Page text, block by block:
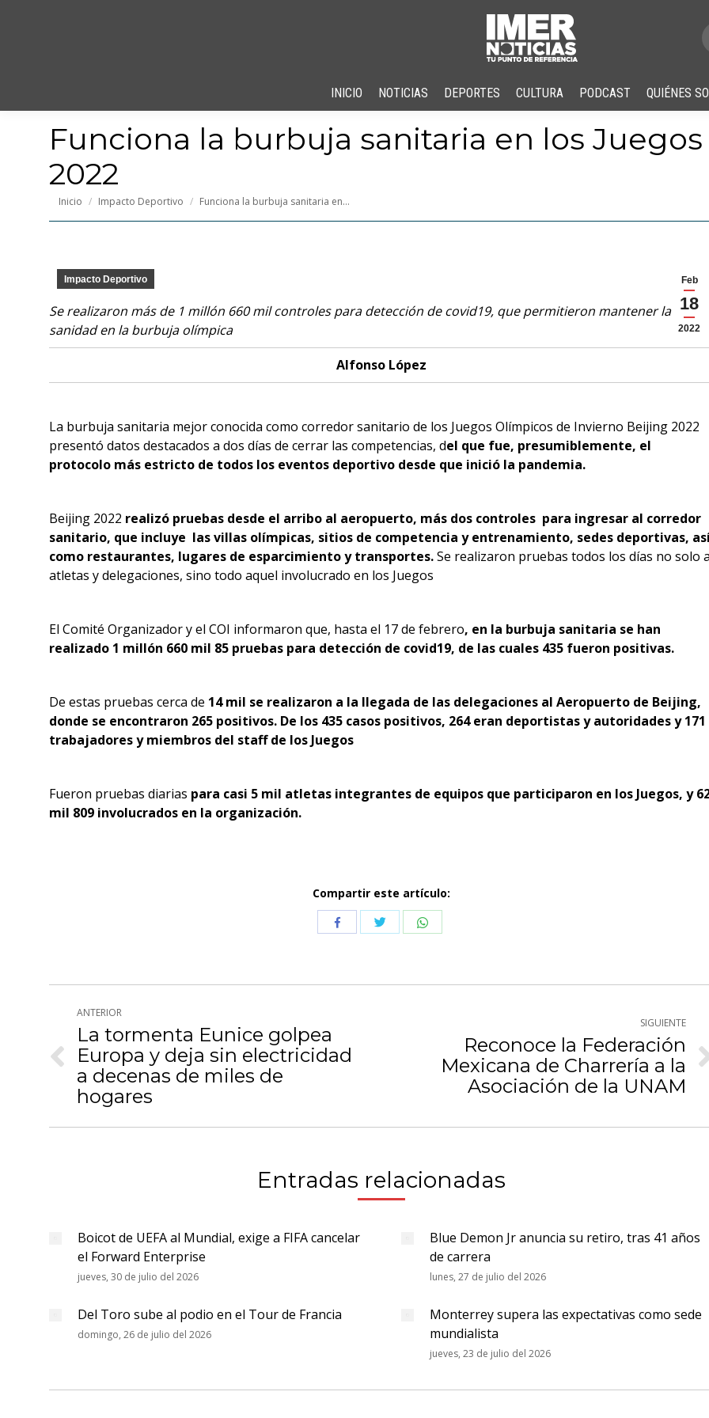
INICIO NOTICIAS DEPORTES CULTURA PODCAST QUIÉNES
Funciona la burbuja sanitaria en los
2022
Estás aquí:
Inicio Impacto Deportivo Funciona la burbuja sanitaria en…
Feb
18
2022
Impacto Deportivo
Se realizaron más de 1 millón 660 mil controles para detección de covid19, que permitieron mantener la
sanidad en la burbuja olímpica
Alfonso López
La burbuja sanitaria mejor conocida como corredor sanitario de los Juegos Olímpicos de Invierno Beijing 2022
presentó datos destacados a dos días de cerrar las competencias, del que fue, presumiblemente, el
protocolo más estricto de todos los eventos deportivo desde que inició la pandemia.
Beijing 2022 realizó pruebas desde el arribo al aeropuerto, más dos controles para ingresar al corredor
sanitario, que incluye las villas olímpicas, sitios de competencia y entrenamiento, sedes deportivas,
como restaurantes, lugares de esparcimiento y transportes.Se realizaron pruebas todos los días no solo
atletas y delegaciones, sino todo aquel involucrado en los Juegos
El Comité Organizador y el COI informaron que, hasta el 17 de febrero, en la burbuja sanitaria se han
realizado 1 millón 660 mil 85 pruebas para detección de covid19, de las cuales 435 fueron positivas.
De estas pruebas cerca de 14 mil se realizaron a la llegada de las delegaciones al Aeropuerto de Beijing,
donde se encontraron 265 positivos. De los 435 casos positivos, 264 eran deportistas y autoridades y 171
trabajadores y miembros del staff de los Juegos
Fueron pruebas diarias para casi 5 mil atletas integrantes de equipos que participaron en los Juegos, y
mil 809 involucrados en la organización.
Compartir este artículo:
CompartirCompartirCompartir
Navegación
entre
publicaciones
ANTERIOR
Publicación
anterior:
La tormenta Eunice golpea
Europa y deja sin electricidad
a decenas de miles de
hogares
SIGUIENTE
Publicación
Reconoce la Federación
Mexicana de Charrería a la
Asociación de la UNAM
Entradas relacionadas
Boicot de UEFA al Mundial, exige a FIFA cancelar
el Forward Enterprise
jueves, 30 de julio del 2026
Blue Demon Jr anuncia su retiro, tras 41 años
de carrera
lunes, 27 de julio del 2026
Del Toro sube al podio en el Tour de Francia
domingo, 26 de julio del 2026
Monterrey supera las expectativas como sede
mundialista
jueves, 23 de julio del 2026